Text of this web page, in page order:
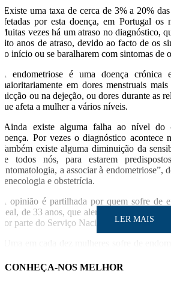
“Existe uma taxa de cerca de 3% a 20%
afetadas por esta doença, em Portugal os
Muitas vezes há um atraso no diagnóstico,
oito anos de atraso, devido ao facto de os
no início ou se baralharem com sintomas de
A endometriose é uma doença crónica
maioritariamente em dores menstruais
micção ou na dejeção, ou dores durante as
que afeta a mulher a vários níveis.
“Ainda existe alguma falha ao nível do
doença. Por vezes o diagnóstico acontece
Também existe alguma diminuição da
de todos nós, para estarem
sintomatologia, a associar à endometriose”,
genecologia e obstetrícia.
A opinião é partilhada por quem sofre de
Leal, de 33 anos, que alerta para a falta de
por parte do Serviço Nacional de Saúde
Infelizmente ainda há muita falta de
interesse da parte dos médicos e auxiliares
LER MAIS
CONHEÇA-NOS MELHOR